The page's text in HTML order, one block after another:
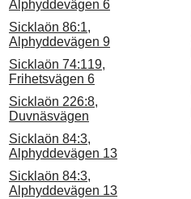
Alphyddevägen 6
Sicklaön 86:1,
Alphyddevägen 9
Sicklaön 74:119,
Frihetsvägen 6
Sicklaön 226:8,
Duvnäsvägen
Sicklaön 84:3,
Alphyddevägen 13
Sicklaön 84:3,
Alphyddevägen 13